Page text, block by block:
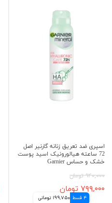
اسپری ضد تعریق زنانه گارنیر اصل
72 ساعته هیالورونیک اسید پوست
خشک و حساس Garnier
۹۴۰,۰۰۰ تومان
۷۹۹,۰۰۰ تومان
4 قسط 199,750 تومانی